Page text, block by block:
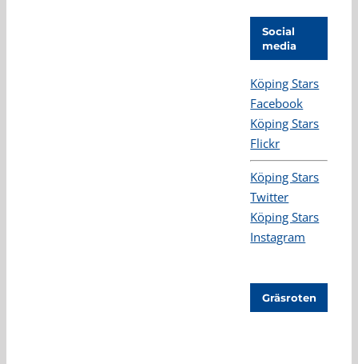
Social
media
Köping Stars
Facebook
Köping Stars
Flickr
Köping Stars
Twitter
Köping Stars
Instagram
Gräsroten